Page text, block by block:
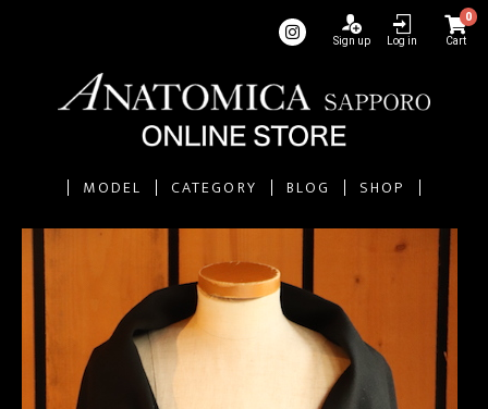
Sign up Log in
0
Cart
MODEL CATEGORY BLOG SHOP